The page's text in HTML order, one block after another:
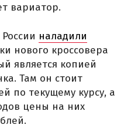
вариатор.
наладили
нового кроссовера
является копией
Там он стоит
по текущему курсу, а
цены на них